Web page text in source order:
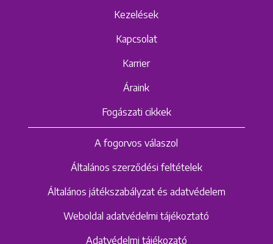
Kezelések
Kapcsolat
Karrier
Áraink
Fogászati cikkek
A fogorvos válaszol
Általános szerződési feltételek
Általános játékszabályzat és adatvédelem
Weboldal adatvédelmi tájékoztató
Adatvédelmi tájékozató